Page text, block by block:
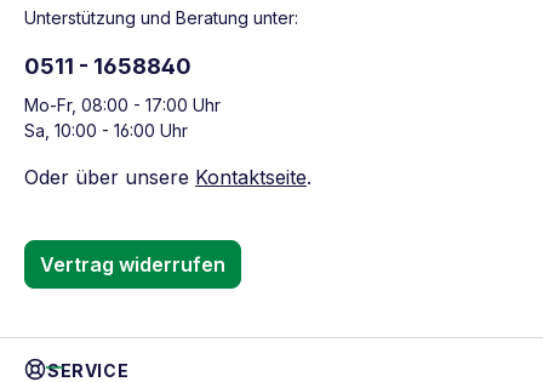
Unterstützung und Beratung unter:
0511 - 1658840
Mo-Fr, 08:00 - 17:00 Uhr
Sa, 10:00 - 16:00 Uhr
Oder über unsere Kontaktseite.
Vertrag widerrufen
SERVICE